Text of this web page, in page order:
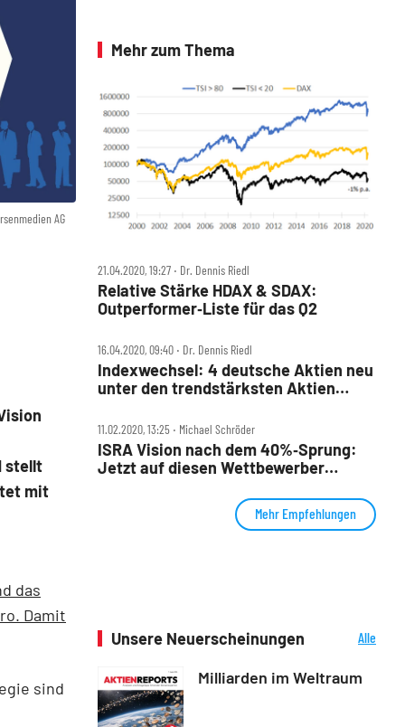
AG
stellt
mit
das
Damit
sind
Mehr zum Thema
21.04.2020, 19:27 ‧ Dr. Dennis Riedl
Relative Stärke HDAX & SDAX:
Outperformer‑Liste für das Q2
16.04.2020, 09:40 ‧ Dr. Dennis Riedl
Indexwechsel: 4 deutsche Aktien neu
unter den trendstärksten Aktien
11.02.2020, 13:25 ‧ Michael Schröder
ISRA Vision nach dem 40%‑Sprung:
Jetzt auf diesen Wettbewerber
Mehr Empfehlungen
Unsere Neuerscheinungen
Alle
Milliarden im Weltraum